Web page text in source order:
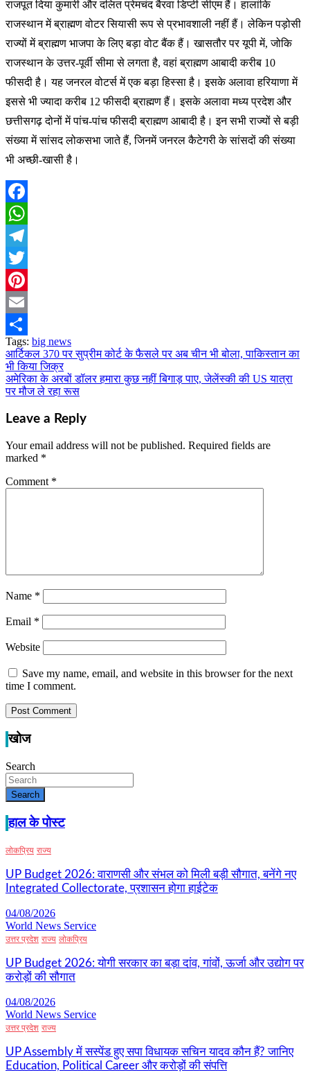
राजपूत दिया कुमारी और दलित प्रेमचंद बैरवा डिप्टी सीएम हैं। हालांकि
राजस्थान में ब्राह्मण वोटर सियासी रूप से प्रभावशाली नहीं हैं। लेकिन पड़ोसी
राज्यों में ब्राह्मण भाजपा के लिए बड़ा वोट बैंक हैं। खासतौर पर यूपी में, जोकि
राजस्थान के उत्तर-पूर्वी सीमा से लगता है, वहां ब्राह्मण आबादी करीब 10
फीसदी है। यह जनरल वोटर्स में एक बड़ा हिस्सा है। इसके अलावा हरियाणा में
इससे भी ज्यादा करीब 12 फीसदी ब्राह्मण हैं। इसके अलावा मध्य प्रदेश और
छत्तीसगढ़ दोनों में पांच-पांच फीसदी ब्राह्मण आबादी है। इन सभी राज्यों से बड़ी
संख्या में सांसद लोकसभा जाते हैं, जिनमें जनरल कैटेगरी के सांसदों की संख्या
भी अच्छी-खासी है।
Facebook
WhatsApp
Telegram
Twitter
Pinterest
Email
Share
Tags: big news
Post
navigation
आर्टिकल 370 पर सुप्रीम कोर्ट के फैसले पर अब चीन भी बोला, पाकिस्तान का
भी किया जिक्र
अमेरिका के अरबों डॉलर हमारा कुछ नहीं बिगाड़ पाए, जेलेंस्की की US यात्रा
पर मौज ले रहा रूस
Leave a Reply
Your email address will not be published. Required fields are
marked *
Comment *
Name *
Email *
Website
Save my name, email, and website in this browser for the next
time I comment.
खोज
Search
Search
हाल के पोस्ट
लोकप्रिय राज्य
UP Budget 2026: वाराणसी और संभल को मिली बड़ी सौगात, बनेंगे नए
Integrated Collectorate, प्रशासन होगा हाईटेक
04/08/2026
World News Service
उत्तर प्रदेश राज्य लोकप्रिय
UP Budget 2026: योगी सरकार का बड़ा दांव, गांवों, ऊर्जा और उद्योग पर
करोड़ों की सौगात
04/08/2026
World News Service
उत्तर प्रदेश राज्य
UP Assembly में सस्पेंड हुए सपा विधायक सचिन यादव कौन हैं? जानिए
Education, Political Career और करोड़ों की संपत्ति